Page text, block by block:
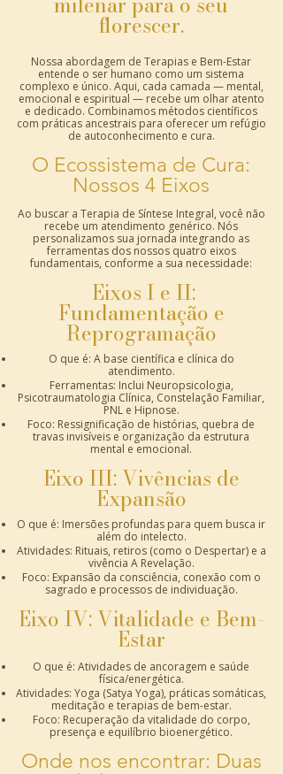
florescer.
Nossa abordagem de Terapias e Bem-Estar
entende o ser humano como um sistema
complexo e único. Aqui, cada camada — mental,
emocional e espiritual — recebe um olhar atento
e dedicado. Combinamos métodos científicos
com práticas ancestrais para oferecer um refúgio
de autoconhecimento e cura.
O Ecossistema de Cura:
Nossos 4 Eixos
Ao buscar a Terapia de Síntese Integral, você não
recebe um atendimento genérico. Nós
personalizamos sua jornada integrando as
ferramentas dos nossos quatro eixos
fundamentais, conforme a sua necessidade:
Eixos I e II:
Fundamentação e
Reprogramação
O que é: A base científica e clínica do
atendimento.
Ferramentas: Inclui Neuropsicologia,
Psicotraumatologia Clínica, Constelação Familiar,
PNL e Hipnose.
Foco: Ressignificação de histórias, quebra de
travas invisíveis e organização da estrutura
mental e emocional.
Eixo III: Vivências de
Expansão
O que é: Imersões profundas para quem busca ir
além do intelecto.
Atividades: Rituais, retiros (como o Despertar) e a
vivência A Revelação.
Foco: Expansão da consciência, conexão com o
sagrado e processos de individuação.
Eixo IV: Vitalidade e Bem-
Estar
O que é: Atividades de ancoragem e saúde
física/energética.
Atividades: Yoga (Satya Yoga), práticas somáticas,
meditação e terapias de bem-estar.
Foco: Recuperação da vitalidade do corpo,
presença e equilíbrio bioenergético.
Onde nos encontrar: Duas